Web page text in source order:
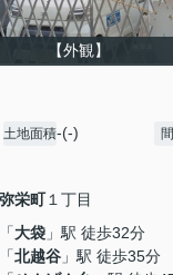
【外観】
土地面積-(-)
弥栄町１丁目
「大袋 」駅 徒歩32分
「北越谷 」駅 徒歩35分